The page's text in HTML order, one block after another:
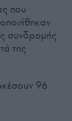
που
συνδρομής
της
96